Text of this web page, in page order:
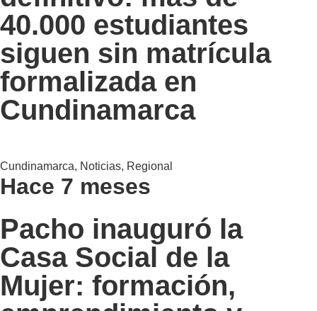
40.000 estudiantes
siguen sin matrícula
formalizada en
Cundinamarca
Cundinamarca, Noticias, Regional
Hace 7 meses
Pacho inauguró la
Casa Social de la
Mujer: formación,